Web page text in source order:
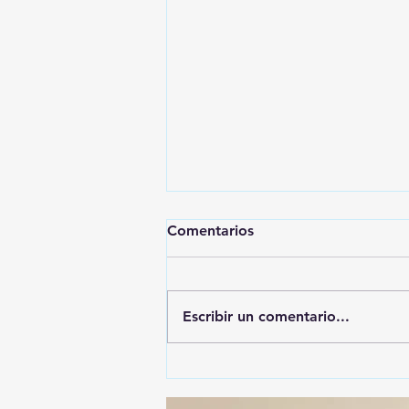
A PRESUNTO
Comentarios
Escribir un comentario...